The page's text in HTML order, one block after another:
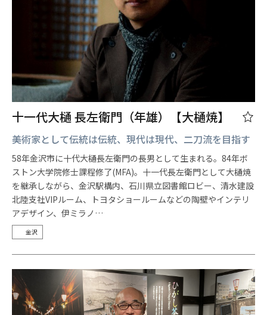
十一代大樋 長左衛門（年雄）【大樋焼】
美術家として伝統は伝統、現代は現代、二刀流を目指す
58年金沢市に十代大樋長左衛門の長男として生まれる。84年ボ
ストン大学院修士課程修了(MFA)。十一代長左衛門として大樋焼
を継承しながら、金沢駅構内、石川県立図書館ロビー、清水建設
北陸支社VIPルーム、トヨタショールームなどの陶壁やインテリ
アデザイン、伊ミラノ…
金沢